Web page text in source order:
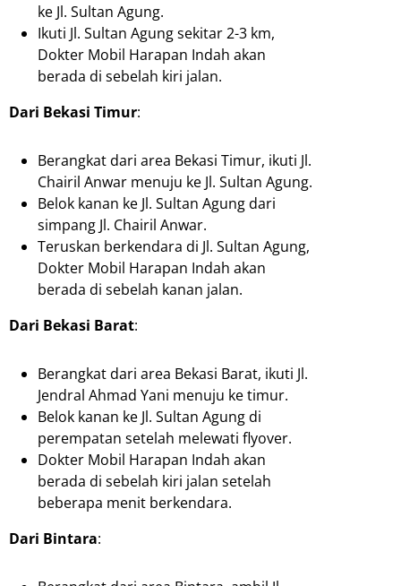
ke Jl. Sultan Agung.
Ikuti Jl. Sultan Agung sekitar 2-3 km,
Dokter Mobil Harapan Indah akan
berada di sebelah kiri jalan.
Dari Bekasi Timur:
Berangkat dari area Bekasi Timur, ikuti Jl.
Chairil Anwar menuju ke Jl. Sultan Agung.
Belok kanan ke Jl. Sultan Agung dari
simpang Jl. Chairil Anwar.
Teruskan berkendara di Jl. Sultan Agung,
Dokter Mobil Harapan Indah akan
berada di sebelah kanan jalan.
Dari Bekasi Barat:
Berangkat dari area Bekasi Barat, ikuti Jl.
Jendral Ahmad Yani menuju ke timur.
Belok kanan ke Jl. Sultan Agung di
perempatan setelah melewati flyover.
Dokter Mobil Harapan Indah akan
berada di sebelah kiri jalan setelah
beberapa menit berkendara.
Dari Bintara: